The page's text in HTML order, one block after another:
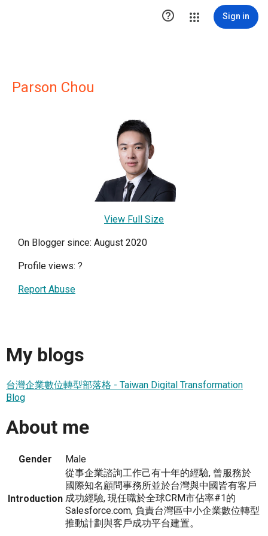
 Sign in
Parson Chou
View Full Size
On Blogger since: August 2020
Profile views: ?
Report Abuse
My blogs
台灣企業數位轉型部落格 - Taiwan Digital Transformation
Blog
About me
Gender Male
Introduction
從事企業諮詢工作己有十年的經驗, 曾服務於
國際知名顧問事務所並於台灣與中國皆有客戶
成功經驗, 現任職於全球CRM市佔率#1的
Salesforce.com, 負責台灣區中小企業數位轉型
推動計劃與客戶成功平台建置。